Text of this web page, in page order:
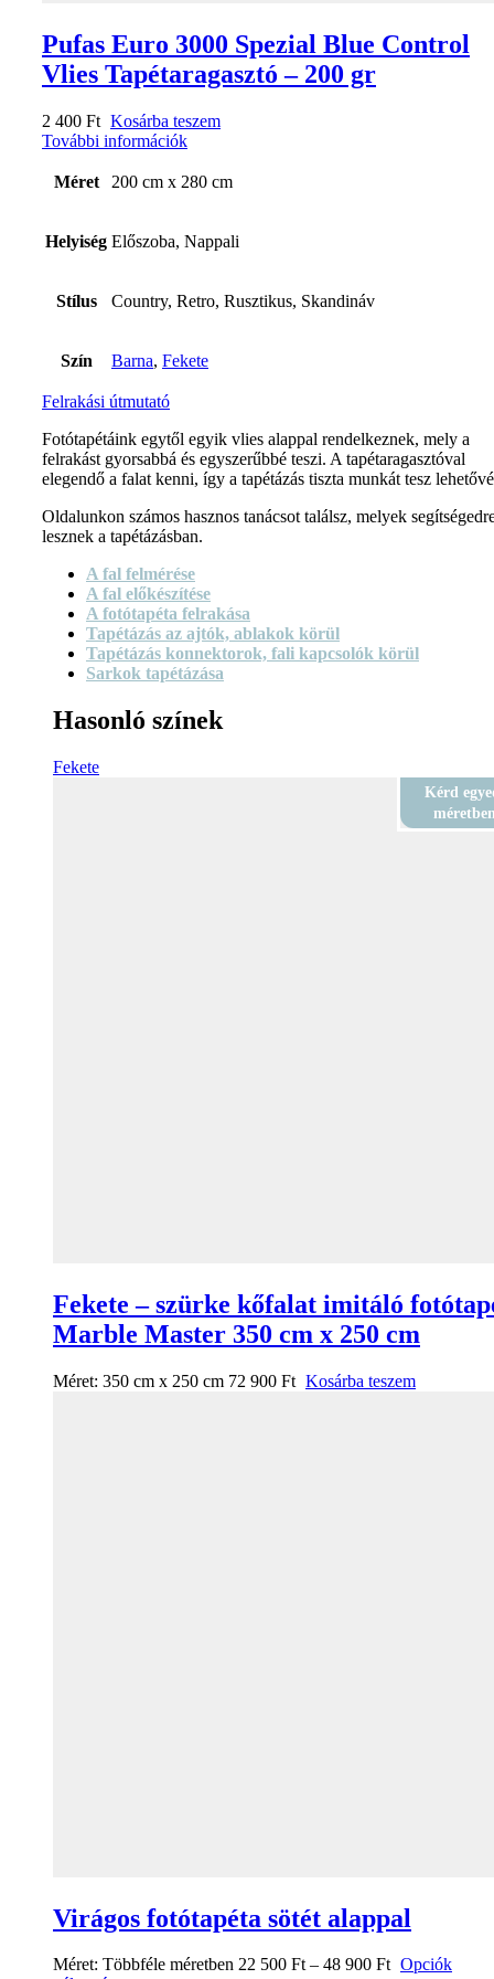
Pufas Euro 3000 Spezial Blue Control
Vlies Tapétaragasztó – 200 gr
2 400 Ft Kosárba teszem
További információk
Méret 200 cm x 280 cm
Helyiség Előszoba, Nappali
Stílus Country, Retro, Rusztikus, Skandináv
Szín Barna, Fekete
Felrakási útmutató
Fotótapétáink egytől egyik vlies alappal rendelkeznek, mely a
felrakást gyorsabbá és egyszerűbbé teszi. A tapétaragasztóval
elegendő a falat kenni, így a tapétázás tiszta munkát tesz
Oldalunkon számos hasznos tanácsot találsz, melyek
lesznek a tapétázásban.
A fal felmérése
A fal előkészítése
A fotótapéta felrakása
Tapétázás az ajtók, ablakok körül
Tapétázás konnektorok, fali kapcsolók körül
Sarkok tapétázása
Hasonló színek
Fekete
Kérd
Fekete – szürke kőfalat imitáló
Marble Master 350 cm x 250 cm
Méret: 350 cm x 250 cm 72 900 Ft Kosárba teszem
Virágos fotótapéta sötét alappal
Méret: Többféle méretben 22 500 Ft– 48 900 Ft Opciók